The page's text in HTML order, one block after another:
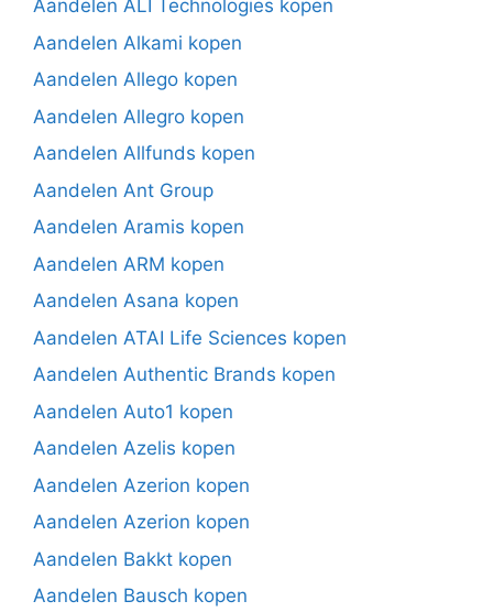
Aandelen ALI Technologies kopen
Aandelen Alkami kopen
Aandelen Allego kopen
Aandelen Allegro kopen
Aandelen Allfunds kopen
Aandelen Ant Group
Aandelen Aramis kopen
Aandelen ARM kopen
Aandelen Asana kopen
Aandelen ATAI Life Sciences kopen
Aandelen Authentic Brands kopen
Aandelen Auto1 kopen
Aandelen Azelis kopen
Aandelen Azerion kopen
Aandelen Azerion kopen
Aandelen Bakkt kopen
Aandelen Bausch kopen